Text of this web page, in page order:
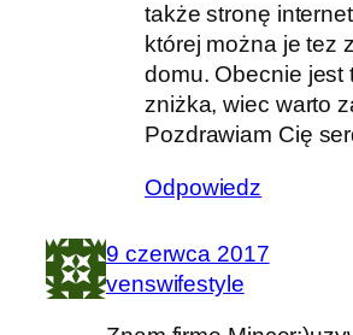
także stronę
której można je tez
domu. Obecnie jest
zniżka, wiec warto
Pozdrawiam Cię
Odpowiedz
9 czerwca 2017
venswifestyle